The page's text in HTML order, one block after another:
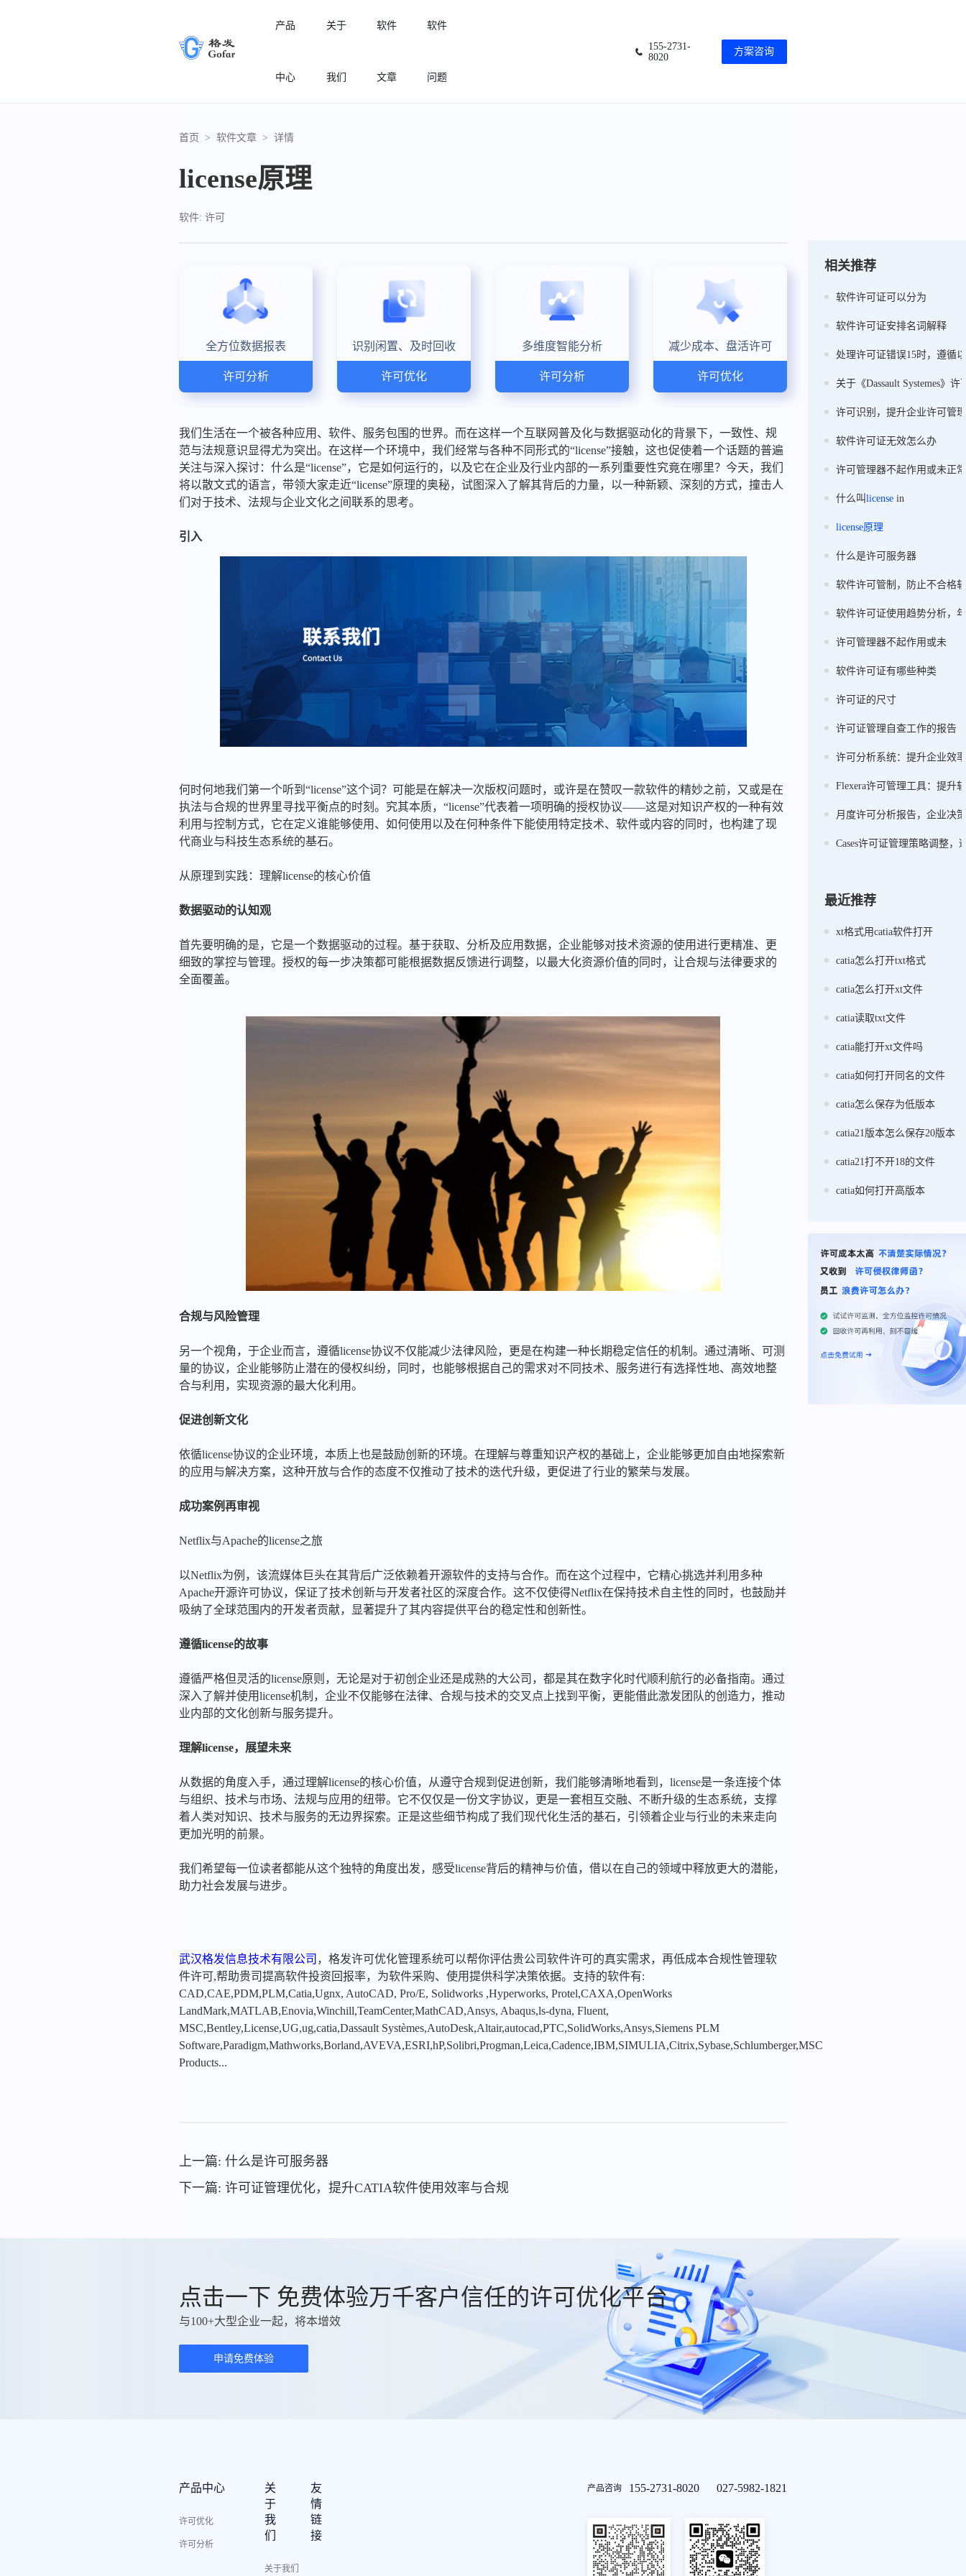
产品
中心
关于
我们
软件
文章
软件
问题
155-2731-
8020
方案咨询
首页 > 软件文章 > 详情
license原理
软件: 许可
全方位数据报表
许可分析
识别闲置、及时回收
许可优化
多维度智能分析
许可分析
减少成本、盘活许可
许可优化
我们生活在一个被各种应用、软件、服务包围的世界。而在这样一个互联网普及化与数据驱动化的背景下，一致性、规
范与法规意识显得尤为突出。在这样一个环境中，我们经常与各种不同形式的“license”接触，这也促使着一个话题的普遍
关注与深入探讨：什么是“license”，它是如何运行的，以及它在企业及行业内部的一系列重要性究竟在哪里？今天，我们
将以散文式的语言，带领大家走近“license”原理的奥秘，试图深入了解其背后的力量，以一种新颖、深刻的方式，撞击人
们对于技术、法规与企业文化之间联系的思考。
引入
何时何地我们第一个听到“license”这个词？可能是在解决一次版权问题时，或许是在赞叹一款软件的精妙之前，又或是在
执法与合规的世界里寻找平衡点的时刻。究其本质，“license”代表着一项明确的授权协议——这是对知识产权的一种有效
利用与控制方式，它在定义谁能够使用、如何使用以及在何种条件下能使用特定技术、软件或内容的同时，也构建了现
代商业与科技生态系统的基石。
从原理到实践：理解license的核心价值
数据驱动的认知观
首先要明确的是，它是一个数据驱动的过程。基于获取、分析及应用数据，企业能够对技术资源的使用进行更精准、更
细致的掌控与管理。授权的每一步决策都可能根据数据反馈进行调整，以最大化资源价值的同时，让合规与法律要求的
全面覆盖。
合规与风险管理
另一个视角，于企业而言，遵循license协议不仅能减少法律风险，更是在构建一种长期稳定信任的机制。通过清晰、可测
量的协议，企业能够防止潜在的侵权纠纷，同时，也能够根据自己的需求对不同技术、服务进行有选择性地、高效地整
合与利用，实现资源的最大化利用。
促进创新文化
依循license协议的企业环境，本质上也是鼓励创新的环境。在理解与尊重知识产权的基础上，企业能够更加自由地探索新
的应用与解决方案，这种开放与合作的态度不仅推动了技术的迭代升级，更促进了行业的繁荣与发展。
成功案例再审视
Netflix与Apache的license之旅
以Netflix为例，该流媒体巨头在其背后广泛依赖着开源软件的支持与合作。而在这个过程中，它精心挑选并利用多种
Apache开源许可协议，保证了技术创新与开发者社区的深度合作。这不仅使得Netflix在保持技术自主性的同时，也鼓励并
吸纳了全球范围内的开发者贡献，显著提升了其内容提供平台的稳定性和创新性。
遵循license的故事
遵循严格但灵活的license原则，无论是对于初创企业还是成熟的大公司，都是其在数字化时代顺利航行的必备指南。通过
深入了解并使用license机制，企业不仅能够在法律、合规与技术的交叉点上找到平衡，更能借此激发团队的创造力，推动
业内部的文化创新与服务提升。
理解license，展望未来
从数据的角度入手，通过理解license的核心价值，从遵守合规到促进创新，我们能够清晰地看到，license是一条连接个体
与组织、技术与市场、法规与应用的纽带。它不仅仅是一份文字协议，更是一套相互交融、不断升级的生态系统，支撑
着人类对知识、技术与服务的无边界探索。正是这些细节构成了我们现代化生活的基石，引领着企业与行业的未来走向
更加光明的前景。
我们希望每一位读者都能从这个独特的角度出发，感受license背后的精神与价值，借以在自己的领域中释放更大的潜能，
助力社会发展与进步。
武汉格发信息技术有限公司 ，格发许可优化管理系统可以帮你评估贵公司软件许可的真实需求，再低成本合规性管理软
件许可,帮助贵司提高软件投资回报率，为软件采购、使用提供科学决策依据。支持的软件有:
CAD,CAE,PDM,PLM,Catia,Ugnx, AutoCAD, Pro/E, Solidworks ,Hyperworks, Protel,CAXA,OpenWorks
LandMark,MATLAB,Enovia,Winchill,TeamCenter,MathCAD,Ansys, Abaqus,ls-dyna, Fluent,
MSC,Bentley,License,UG,ug,catia,Dassault Systèmes,AutoDesk,Altair,autocad,PTC,SolidWorks,Ansys,Siemens PLM
Software,Paradigm,Mathworks,Borland,AVEVA,ESRI,hP,Solibri,Progman,Leica,Cadence,IBM,SIMULIA,Citrix,Sybase,Schlumberger,MSC
Products...
上一篇: 什么是许可服务器
下一篇: 许可证管理优化，提升CATIA软件使用效率与合规
相关推荐
软件许可证可以分为
软件许可证安排名词解释
处理许可证错误15时，遵循
关于《Dassault Systemes》
许可识别，提升企业许可管
软件许可证无效怎么办
许可管理器不起作用或未正
什么叫licensein
license原理
什么是许可服务器
软件许可管制，防止不合格
软件许可证使用趋势分析，
许可管理器不起作用或未
软件许可证有哪些种类
许可证的尺寸
许可证管理自查工作的报告
许可分析系统：提升企业效
Flexera许可管理工具：提升
月度许可分析报告，企业决
Cases许可证管理策略调整，
最近推荐
xt格式用catia软件打开
catia怎么打开txt格式
catia怎么打开xt文件
catia读取txt文件
catia能打开xt文件吗
catia如何打开同名的文件
catia怎么保存为低版本
catia21版本怎么保存20版本
catia21打不开18的文件
catia如何打开高版本
点击一下 免费体验万千客户信任的许可优化平台
与100+大型企业一起，将本增效
申请免费体验
产品中心
许可优化
许可分析
关
于
我
们
关于我们
友
情
链
接
产品咨询 155-2731-8020 027-5982-1821